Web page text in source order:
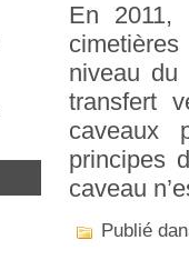
En 2011,
niveau du
transfert
caveaux
principes
caveau
Publié